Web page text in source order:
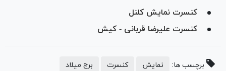
کنسرت نمایش کلنل
کنسرت علیرضا قربانی - کیش
برچسب ها: نمایش کنسرت برج میلاد